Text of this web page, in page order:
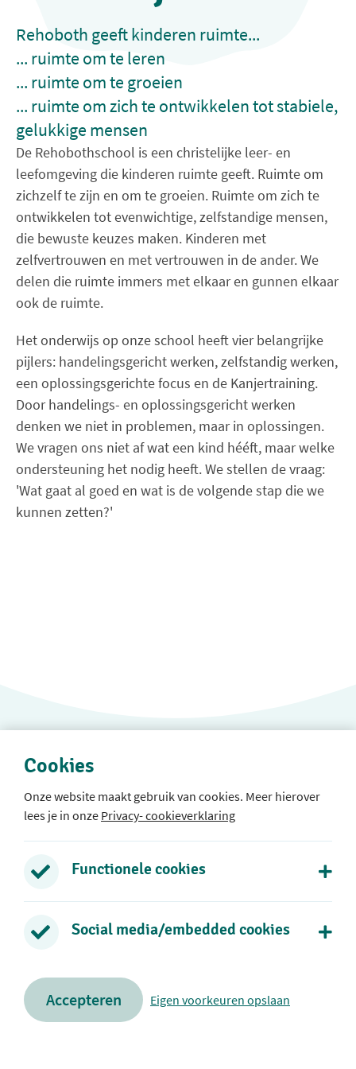
Rehoboth geeft kinderen ruimte...
... ruimte om te leren
... ruimte om te groeien
... ruimte om zich te ontwikkelen tot stabiele,
gelukkige mensen
De Rehobothschool is een christelijke leer- en
leefomgeving die kinderen ruimte geeft. Ruimte om
zichzelf te zijn en om te groeien. Ruimte om zich te
ontwikkelen tot evenwichtige, zelfstandige mensen,
die bewuste keuzes maken. Kinderen met
zelfvertrouwen en met vertrouwen in de ander. We
delen die ruimte immers met elkaar en gunnen elkaar
ook de ruimte.
Het onderwijs op onze school heeft vier belangrijke
pijlers: handelingsgericht werken, zelfstandig werken,
een oplossingsgerichte focus en de Kanjertraining.
Door handelings- en oplossingsgericht werken
denken we niet in problemen, maar in oplossingen.
We vragen ons niet af wat een kind hééft, maar welke
ondersteuning het nodig heeft. We stellen de vraag:
'Wat gaat al goed en wat is de volgende stap die we
kunnen zetten?'
Rozenlaan 39
2771 DB Boskoop
0172 - 21 73 38
Volg ons op social media
Cookies
Onze website maakt gebruik van cookies. Meer hierover
lees je in onze Privacy- cookieverklaring
Functionele cookies
Social media/embedded cookies
Accepteren Eigen voorkeuren opslaan